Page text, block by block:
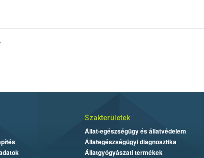
Szakterületek
Állat-egészségügy és állatvédelem
Állategészségügyi diagnosztika
Állatgyógyászati termékek